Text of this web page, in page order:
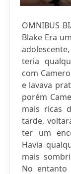
OMNIBUS
Blake Era
teria
com
e lavava
porém
mais ricas
tarde,
ter um
Havia
mais
No entanto